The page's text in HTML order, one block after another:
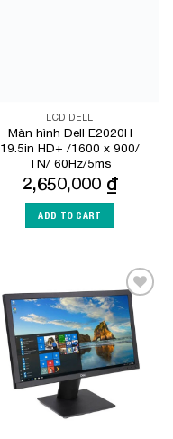
LCD DELL
Màn hình Dell E2020H
19.5in HD+ /1600 x 900/
TN/ 60Hz/5ms
2,650,000 ₫
ADD TO CART
Add to
Wishlist